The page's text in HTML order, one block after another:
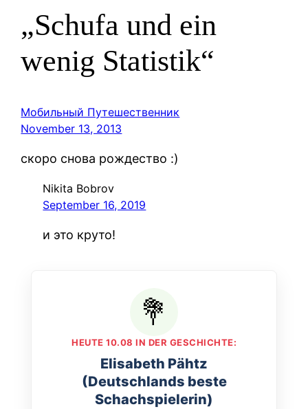
„Schufa und ein
wenig Statistik“
Мобильный Путешественник
November 13, 2013
скоро снова рождество :)
Nikita Bobrov
September 16, 2019
и это круто!
HEUTE 10.08 IN DER GESCHICHTE:
Elisabeth Pähtz
(Deutschlands beste
Schachspielerin)